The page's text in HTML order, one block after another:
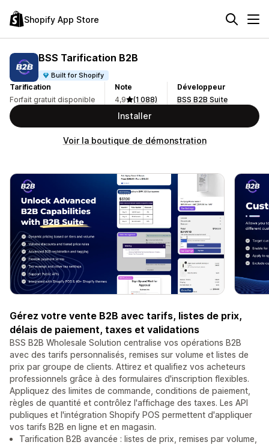
Shopify App Store
BSS Tarification B2B
Built for Shopify
Tarification
Forfait gratuit disponible
Note
4,9
(1 088)
Développeur
BSS B2B Suite
Installer
Voir la boutique de démonstration
Gérez votre vente B2B avec tarifs, listes de prix,
délais de paiement, taxes et validations
BSS B2B Wholesale Solution centralise vos opérations B2B
avec des tarifs personnalisés, remises sur volume et listes de
prix par groupe de clients. Attirez et qualifiez vos acheteurs
professionnels grâce à des formulaires d'inscription flexibles.
Appliquez des limites de commande, conditions de paiement,
règles de quantité et contrôlez l'affichage des taxes. Les API
publiques et l'intégration Shopify POS permettent d'appliquer
vos tarifs B2B en ligne et en magasin.
Tarification B2B avancée : listes de prix, remises par volume,